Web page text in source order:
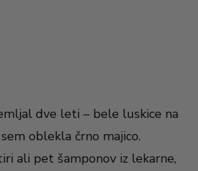
dve leti – bele luskice na
oblekla črno majico.
ali pet šamponov iz lekarne,